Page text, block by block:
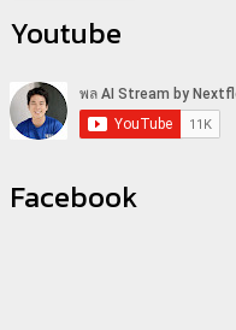
Youtube
Facebook